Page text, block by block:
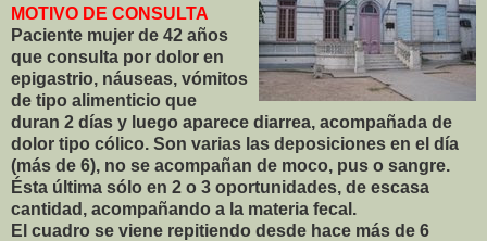
MOTIVO DE CONSULTA
Paciente mujer de 42 años
que consulta por dolor en
epigastrio, náuseas, vómitos
de tipo alimenticio que
duran 2 días y luego aparece diarrea, acompañada de
dolor tipo cólico. Son varias las deposiciones en el día
(más de 6), no se acompañan de moco, pus o sangre.
Ésta última sólo en 2 o 3 oportunidades, de escasa
cantidad, acompañando a la materia fecal.
El cuadro se viene repitiendo desde hace más de 6